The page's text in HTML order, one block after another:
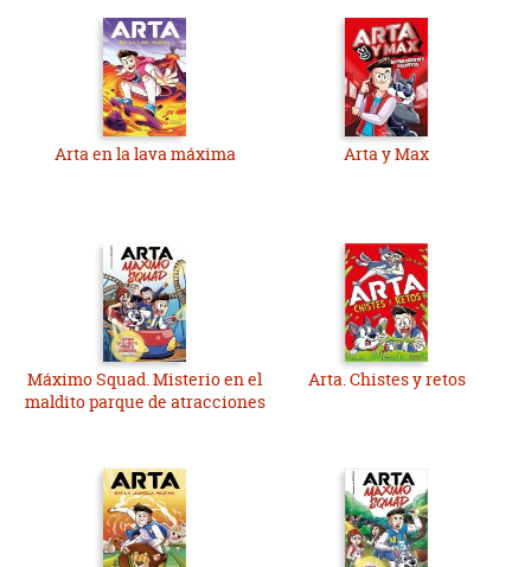
Arta en la lava máxima Arta y Max
Máximo Squad. Misterio en el
maldito parque de atracciones
Arta. Chistes y retos